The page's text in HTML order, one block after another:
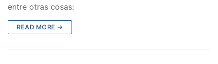
entre otras cosas:
READ MORE →